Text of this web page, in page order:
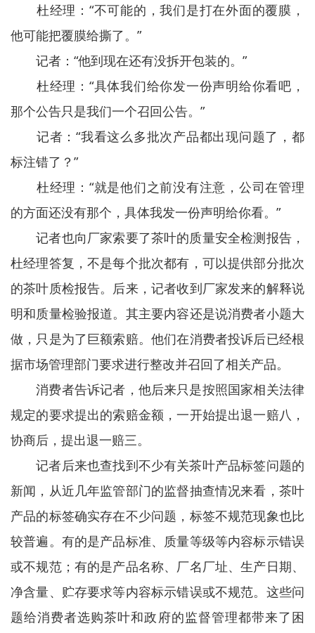
杜经理：“不可能的，我们是打在外面的覆膜，
他可能把覆膜给撕了。”
记者：“他到现在还有没拆开包装的。”
杜经理：“具体我们给你发一份声明给你看吧，
那个公告只是我们一个召回公告。”
记者：“我看这么多批次产品都出现问题了，都
标注错了？”
杜经理：“就是他们之前没有注意，公司在管理
的方面还没有那个，具体我发一份声明给你看。”
记者也向厂家索要了茶叶的质量安全检测报告，
杜经理答复，不是每个批次都有，可以提供部分批次
的茶叶质检报告。后来，记者收到厂家发来的解释说
明和质量检验报道。其主要内容还是说消费者小题大
做，只是为了巨额索赔。他们在消费者投诉后已经根
据市场管理部门要求进行整改并召回了相关产品。
消费者告诉记者，他后来只是按照国家相关法律
规定的要求提出的索赔金额，一开始提出退一赔八，
协商后，提出退一赔三。
记者后来也查找到不少有关茶叶产品标签问题的
新闻，从近几年监管部门的监督抽查情况来看，茶叶
产品的标签确实存在不少问题，标签不规范现象也比
较普遍。有的是产品标准、质量等级等内容标示错误
或不规范；有的是产品名称、厂名厂址、生产日期、
净含量、贮存要求等内容标示错误或不规范。这些问
题给消费者选购茶叶和政府的监督管理都带来了困